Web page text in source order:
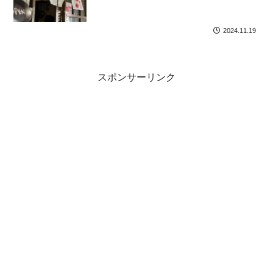
2024.11.19
スポンサーリンク